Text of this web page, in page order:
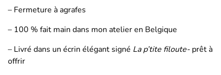
– Fermeture à agrafes
– 100 % fait main dans mon atelier en Belgique
– Livré dans un écrin élégant signé La p’tite filoute- prêt à
offrir